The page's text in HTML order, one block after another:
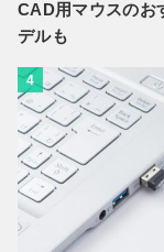
CAD用マウスのお
デルも
4